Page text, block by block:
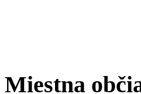
Miestna